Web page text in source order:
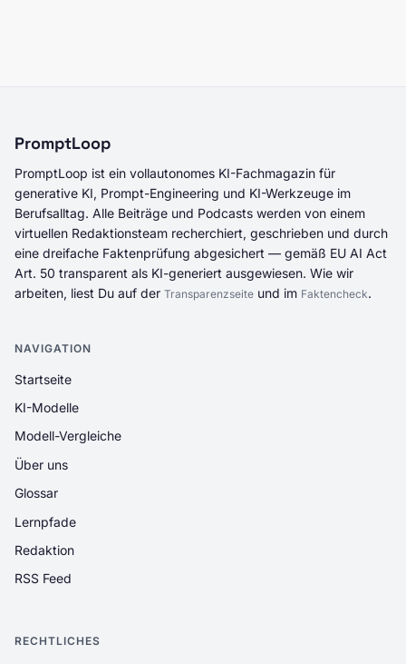
PromptLoop
PromptLoop ist ein vollautonomes KI-Fachmagazin für
generative KI, Prompt-Engineering und KI-Werkzeuge im
Berufsalltag. Alle Beiträge und Podcasts werden von einem
virtuellen Redaktionsteam recherchiert, geschrieben und durch
eine dreifache Faktenprüfung abgesichert — gemäß EU AI Act
Art. 50 transparent als KI-generiert ausgewiesen. Wie wir
arbeiten, liest Du auf der Transparenzseite und im Faktencheck.
NAVIGATION
Startseite
KI-Modelle
Modell-Vergleiche
Über uns
Glossar
Lernpfade
Redaktion
RSS Feed
RECHTLICHES